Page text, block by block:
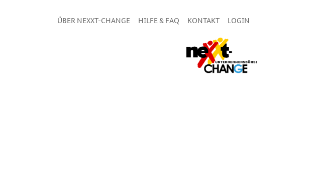
ÜBER NEXXT-CHANGE HILFE & FAQ KONTAKT LOGIN